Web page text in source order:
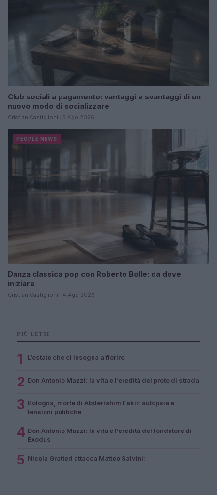
Club sociali a pagamento: vantaggi e svantaggi di un
nuovo modo di socializzare
Cristian Castiglioni · 5 Ago 2026
PEOPLE NEWS
Danza classica pop con Roberto Bolle: da dove
iniziare
Cristian Castiglioni · 4 Ago 2026
PIÙ LETTI
1 L’estate che ci insegna a fiorire
2 Don Antonio Mazzi: la vita e l’eredità del prete di strada
3 Bologna, morte di Abderrahim Fakir: autopsia e
tensioni politiche
4 Don Antonio Mazzi: la vita e l’eredità del fondatore di
Exodus
5 Nicola Gratteri attacca Matteo Salvini: